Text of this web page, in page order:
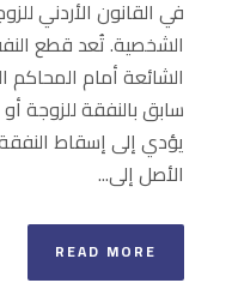
في القانون الأردني
الشخصية. تُعد قطع
الشائعة أمام
سابق بالنفقة للزوجة
يؤدي إلى إسقاط
الأصل إلى...
READ MORE